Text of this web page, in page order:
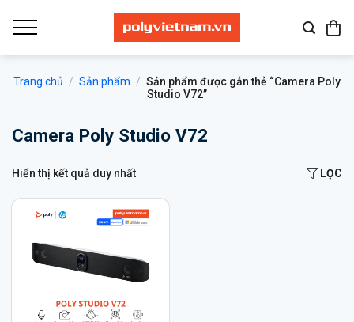
qua
Trang chủ / Sản phẩm / Sản phẩm được gắn thẻ “Camera Poly
Studio V72”
Camera Poly Studio V72
Hiển thị kết quả duy nhất LỌC